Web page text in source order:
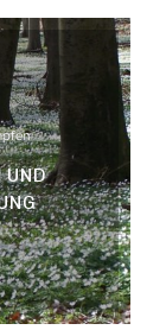
UND